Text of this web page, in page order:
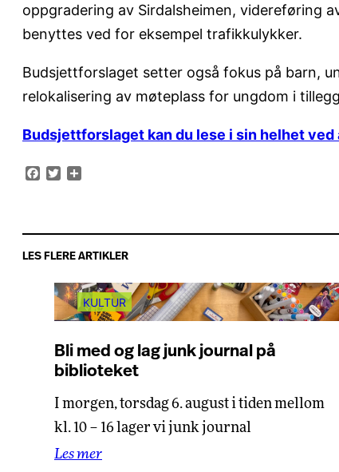
oppgradering av Sirdalsheimen, videreføring
benyttes ved for eksempel trafikkulykker.
Budsjettforslaget setter også fokus på barn,
relokalisering av møteplass for ungdom i
Budsjettforslaget kan du lese i sin helhet ved
Facebook
Twitter
LES FLERE ARTIKLER
KULTUR
Bli med og lag junk journal på
biblioteket
I morgen, torsdag 6. august i tiden mellom
kl. 10 – 16 lager vi junk journal
Les mer